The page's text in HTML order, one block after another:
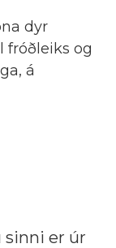
dyr
og
á
sinni er úr